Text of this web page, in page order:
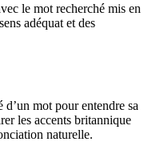
le mot recherché mis en
adéquat et des
mot pour entendre sa
les accents britannique
naturelle.